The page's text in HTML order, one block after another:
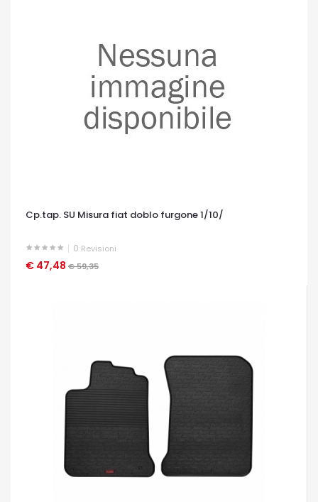
Cp.tap. SU Misura fiat doblo furgone 1/10/
0 Revisioni
€ 47,48 € 59,35
OCCHIATA VELOCE